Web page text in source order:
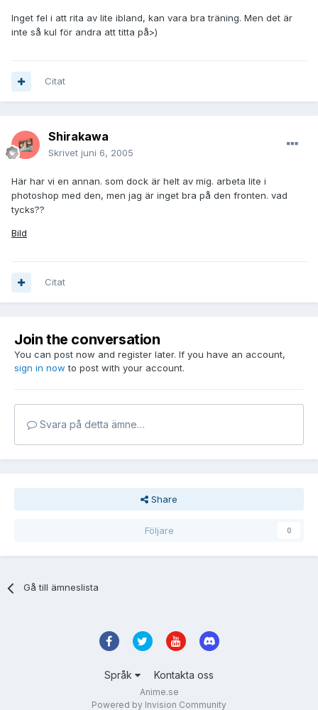
Inget fel i att rita av lite ibland, kan vara bra träning. Men det är
inte så kul för andra att titta på>)
Citat
Shirakawa
Skrivet juni 6, 2005
Här har vi en annan. som dock är helt av mig. arbeta lite i
photoshop med den, men jag är inget bra på den fronten. vad
tycks??
Bild
Citat
Join the conversation
You can post now and register later. If you have an account,
sign in now to post with your account.
Svara på detta ämne…
Share
Följare 0
Gå till ämneslista
Språk Kontakta oss
Anime.se
Powered by Invision Community